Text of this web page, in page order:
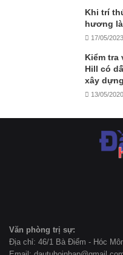
Khi trí
hương
17/05/2023
Kiểm tra
Hill có
xây dựng
13/05/2020
Văn phòng trị sự:
Địa chỉ: 46/1 Bà Điểm - Hóc